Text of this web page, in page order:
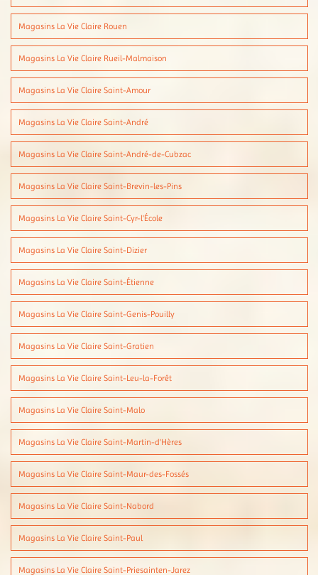
Magasins La Vie Claire Rouen
Magasins La Vie Claire Rueil-Malmaison
Magasins La Vie Claire Saint-Amour
Magasins La Vie Claire Saint-André
Magasins La Vie Claire Saint-André-de-Cubzac
Magasins La Vie Claire Saint-Brevin-les-Pins
Magasins La Vie Claire Saint-Cyr-l'École
Magasins La Vie Claire Saint-Dizier
Magasins La Vie Claire Saint-Étienne
Magasins La Vie Claire Saint-Genis-Pouilly
Magasins La Vie Claire Saint-Gratien
Magasins La Vie Claire Saint-Leu-la-Forêt
Magasins La Vie Claire Saint-Malo
Magasins La Vie Claire Saint-Martin-d'Hères
Magasins La Vie Claire Saint-Maur-des-Fossés
Magasins La Vie Claire Saint-Nabord
Magasins La Vie Claire Saint-Paul
Magasins La Vie Claire Saint-Priesainten-Jarez